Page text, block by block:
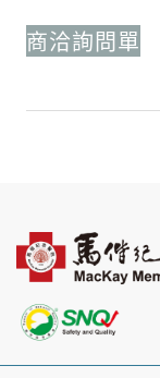
商洽詢問單